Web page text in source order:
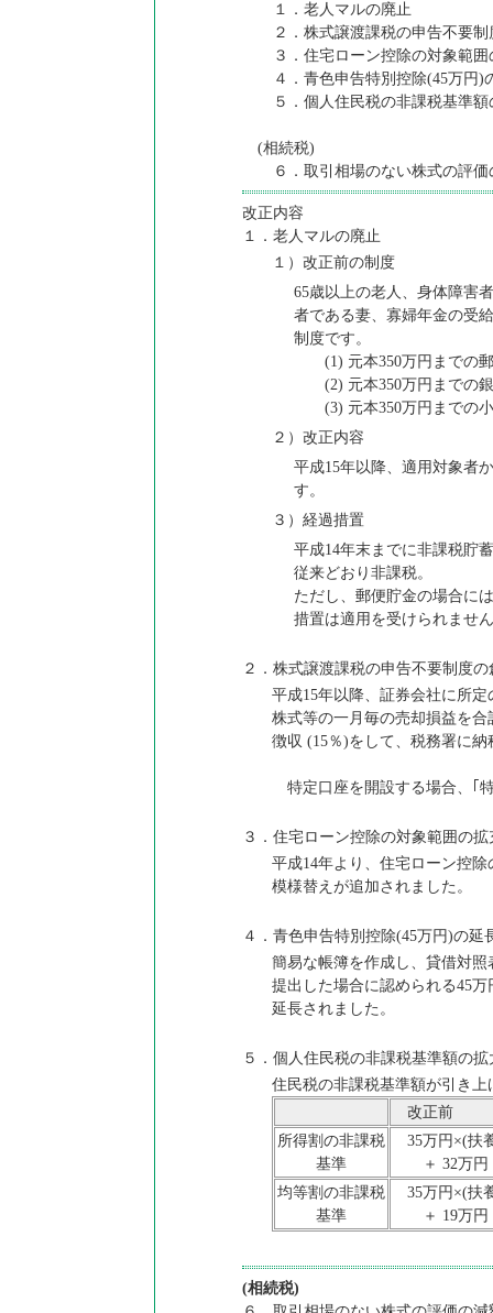
１．老人マルの廃止
２．株式譲渡課税の申告不要制
３．住宅ローン控除の対象範囲
４．青色申告特別控除(45万円)
５．個人住民税の非課税基準額
(相続税)
６．取引相場のない株式の評価
改正内容
１．老人マルの廃止
１）改正前の制度
65歳以上の老人、身体障害
者である妻、寡婦年金の受
制度です。
(1) 元本350万円までの郵
(2) 元本350万円までの銀
(3) 元本350万円までの小
２）改正内容
平成15年以降、適用対象者
す。
３）経過措置
平成14年末までに非課税貯
従来どおり非課税。
ただし、郵便貯金の場合に
措置は適用を受けられませ
２．株式譲渡課税の申告不要制度の
平成15年以降、証券会社に所
株式等の一月毎の売却損益を
徴収 (15％)をして、税務署に
特定口座を開設する場合、｢
３．住宅ローン控除の対象範囲の拡
平成14年より、住宅ローン控
模様替えが追加されました。
４．青色申告特別控除(45万円)の延
簡易な帳簿を作成し、貸借対
提出した場合に認められる45
延長されました。
５．個人住民税の非課税基準額の拡
住民税の非課税基準額が引き上
改正前
所得割の非課税
基準
35万円×(扶
＋ 32万円
均等割の非課税
基準
35万円×(扶
＋ 19万円
(相続税)